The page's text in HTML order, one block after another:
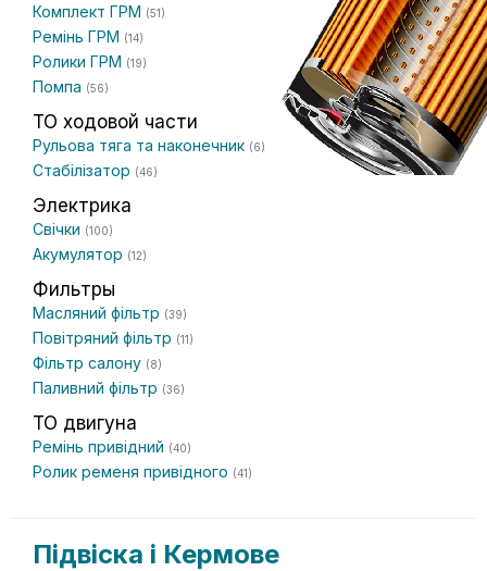
Комплект ГРМ (51)
Ремінь ГРМ (14)
Ролики ГРМ (19)
Помпа (56)
ТО ходовой части
Рульова тяга та наконечник (6)
Стабілізатор (46)
Электрика
Свічки (100)
Акумулятор (12)
Фильтры
Масляний фільтр (39)
Повітряний фільтр (11)
Фільтр салону (8)
Паливний фільтр (36)
ТО двигуна
Ремінь привідний (40)
Ролик ременя привідного (41)
Підвіска і Кермове